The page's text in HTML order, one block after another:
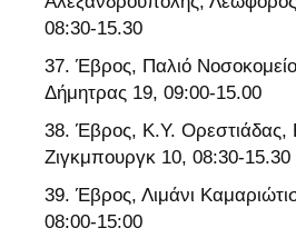
08:30-15.30
Έβρος, Παλιό
Δήμητρας 19, 09:00-15.00
Έβρος, Κ.Υ. Ορεστιάδας,
Ζιγκμπουργκ 10, 08:30-15.30
Έβρος, Λιμάνι
08:00-15:00